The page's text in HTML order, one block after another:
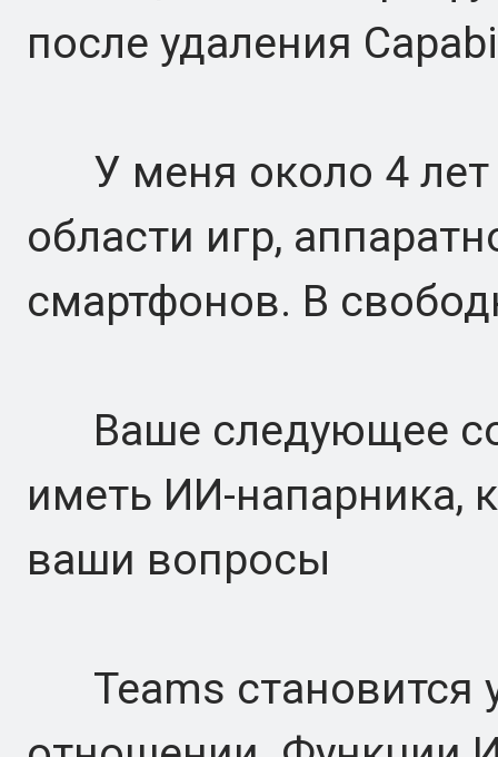
после удаления
У меня около 4 лет
области игр,
смартфонов. В
Ваше следующее
иметь ИИ-напарника,
ваши вопросы
Teams становится